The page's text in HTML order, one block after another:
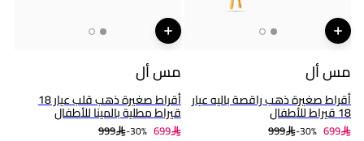
مس أل
أقراط صغيرة ذهب راقصة باليه عيار
18 قيراط للأطفال
999 30%- 699
مس أل
أقراط صغيرة ذهب قلب عيار 18
قيراط مطلية بالمينا للأطفال
999 30%- 699